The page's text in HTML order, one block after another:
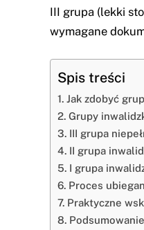
III grupa (lekki
wymagane
Spis treści
Jak zdobyć
Grupy
III grupa
II grupa
I grupa
Proces
Praktyczne
Podsumowanie